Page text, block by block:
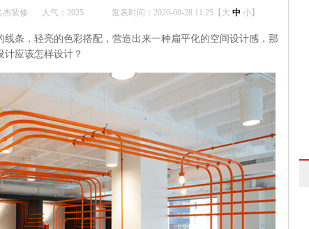
杰装修 人气： 2025 发表时间：2020-08-28 11:25【 大 中 小】
线条，轻亮的色彩搭配，营造出来一种扁平化的空间设计感，那
计应该怎样设计？